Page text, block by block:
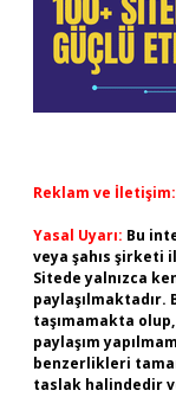
Reklam ve İletişim:
Yasal Uyarı: Bu
veya şahıs şirketi
Sitede yalnızca
taşımamakta
paylaşım
benzerlikleri
taslak halindedir